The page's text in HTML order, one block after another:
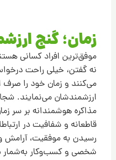
زمان؛ گنج
موفق‌ترین افراد کسانی
نه گفتن، خیلی راحت
می‌کنند و زمان خود را
ارزشمندشان می‌نمایند.
مذاکره هوشمندانه بر سر
قاطعانه و شفافیت در
رسیدن به موفقیت، آرامش
شخصی و کسب‌وکار به‌شمار